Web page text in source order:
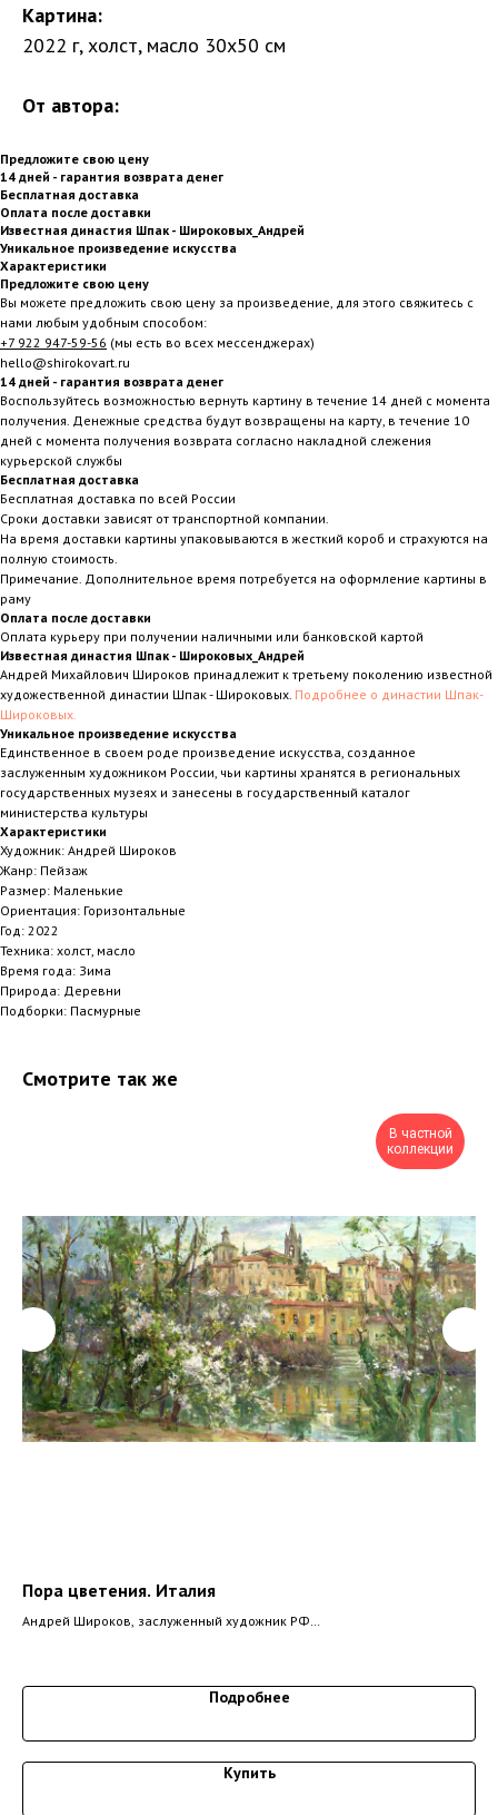
Картина:
2022 г, холст, масло 30х50 см
От автора:
Предложите свою цену
14 дней - гарантия возврата денег
Бесплатная доставка
Оплата после доставки
Известная династия Шпак - Широковых_Андрей
Уникальное произведение искусства
Характеристики
Предложите свою цену
Вы можете предложить свою цену за произведение, для этого свяжитесь с
нами любым удобным способом:
+7 922 947-59-56 (мы есть во всех мессенджерах)
hello@shirokovart.ru
14 дней - гарантия возврата денег
Воспользуйтесь возможностью вернуть картину в течение 14 дней с момента
получения. Денежные средства будут возвращены на карту, в течение 10
дней с момента получения возврата согласно накладной слежения
курьерской службы
Бесплатная доставка
Бесплатная доставка по всей России
Сроки доставки зависят от транспортной компании.
На время доставки картины упаковываются в жесткий короб и страхуются на
полную стоимость.
Примечание. Дополнительное время потребуется на оформление картины в
раму
Оплата после доставки
Оплата курьеру при получении наличными или банковской картой
Известная династия Шпак - Широковых_Андрей
Андрей Михайлович Широков принадлежит к третьему поколению известной
художественной династии Шпак - Широковых. Подробнее о династии Шпак-
Широковых.
Уникальное произведение искусства
Единственное в своем роде произведение искусства, созданное
заслуженным художником России, чьи картины хранятся в региональных
государственных музеях и занесены в государственный каталог
министерства культуры
Характеристики
Художник: Андрей Широков
Жанр: Пейзаж
Размер: Маленькие
Ориентация: Горизонтальные
Год: 2022
Техника: холст, масло
Время года: Зима
Природа: Деревни
Подборки: Пасмурные
Смотрите так же
В частной
коллекции
Пора цветения. Италия
Андрей Широков, заслуженный художник РФ
Подробнее
Купить